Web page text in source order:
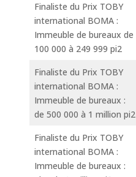
Finaliste du Prix TOBY
international BOMA :
Immeuble de bureaux de
100 000 à 249 999 pi2
Finaliste du Prix TOBY
international BOMA :
Immeuble de bureaux :
de 500 000 à 1 million pi2
Finaliste du Prix TOBY
international BOMA :
Immeuble de bureaux :